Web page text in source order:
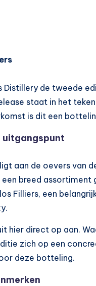
Distillery de tweede
staat in het
is dit een
uitgangspunt
aan de oevers van
breed assortiment
Filliers, een
hier direct op aan.
zich op een
deze botteling.